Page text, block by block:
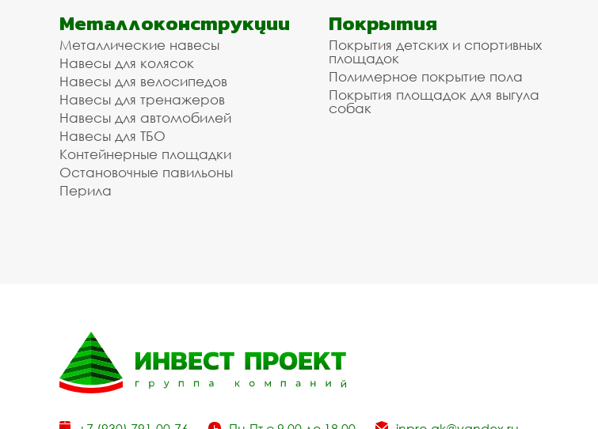
Металлоконструкции
Металлические навесы
Навесы для колясок
Навесы для велосипедов
Навесы для тренажеров
Навесы для автомобилей
Навесы для ТБО
Контейнерные площадки
Остановочные павильоны
Перила
Покрытия
Покрытия детских и спортивных
площадок
Полимерное покрытие пола
Покрытия площадок для выгула
собак